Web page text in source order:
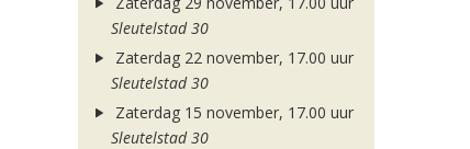
Sleutelstad 30
Zaterdag 22 november, 17.00 uur
Sleutelstad 30
Zaterdag 15 november, 17.00 uur
Sleutelstad 30